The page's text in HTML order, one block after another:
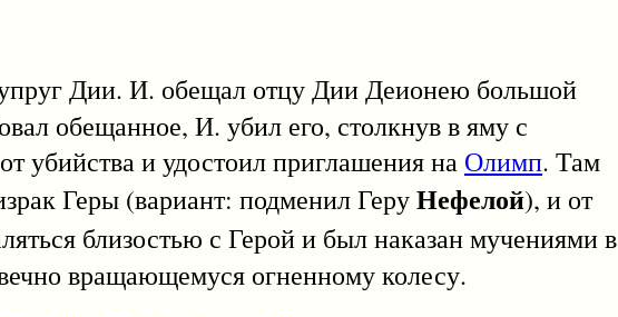
Дии. И. обещал отцу Дии Деионею большой
обещанное, И. убил его, столкнув в яму с
убийства и удостоил приглашения на Олимп. Там
Геры (вариант: подменил ГеруНефелой), и от
близостью с Герой и был наказан мучениями в
вращающемуся огненному колесу.